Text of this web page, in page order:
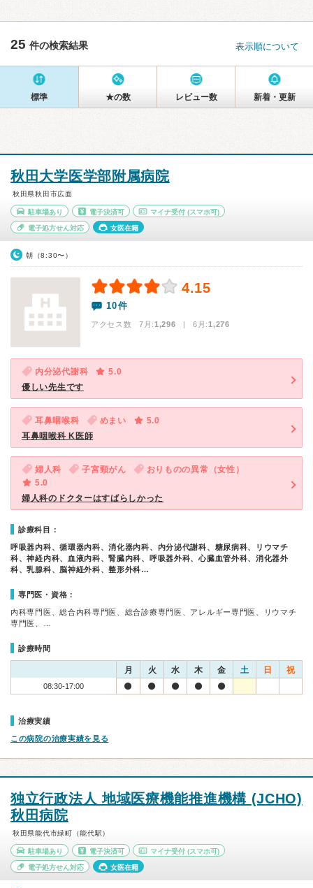
25 件の検索結果 表示順について
標準 ★の数 レビュー数 新着・更新
秋田大学医学部附属病院
秋田県秋田市広面
駐車場あり 電子決済可 マイナ受付 (スマホ可)
電子処方せん対応 女医在籍
朝（8:30〜）
4.15
10件
アクセス数 7月:1,296 | 6月:1,276
内分泌代謝科
5.0
優しい先生です
耳鼻咽喉科 めまい
5.0
耳鼻咽喉科 K医師
婦人科 子宮頸がん
おりものの異常（女性）
5.0
婦人科のドクターはすばらしかった
診療科目：
呼吸器内科、循環器内科、消化器内科、内分泌代謝科、糖尿病科、リウマチ
科、神経内科、血液内科、腎臓内科、呼吸器外科、心臓血管外科、消化器外
科、乳腺科、脳神経外科、整形外科…
専門医・資格：
内科専門医、総合内科専門医、総合診療専門医、アレルギー専門医、リウマチ
専門医、…
診療時間
月 火 水 木 金 土 日 祝
08:30-17:00
治療実績
この病院の治療実績を見る
独立行政法人 地域医療機能推進機構 (JCHO)
秋田病院
秋田県能代市緑町（能代駅）
駐車場あり 電子決済可 マイナ受付 (スマホ可)
電子処方せん対応 女医在籍